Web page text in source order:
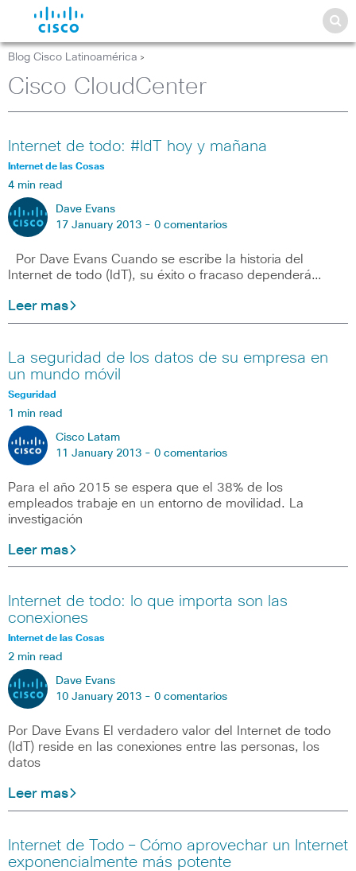
Blog Cisco Latinoamérica >
Cisco CloudCenter
Internet de todo: #IdT hoy y mañana
Internet de las Cosas
4 min read
Dave Evans
17 January 2013 - 0 comentarios
Por Dave Evans Cuando se escribe la historia del
Internet de todo (IdT), su éxito o fracaso dependerá…
Leer mas
La seguridad de los datos de su empresa en
un mundo móvil
Seguridad
1 min read
Cisco Latam
11 January 2013 - 0 comentarios
Para el año 2015 se espera que el 38% de los
empleados trabaje en un entorno de movilidad. La
investigación
Leer mas
Internet de todo: lo que importa son las
conexiones
Internet de las Cosas
2 min read
Dave Evans
10 January 2013 - 0 comentarios
Por Dave Evans El verdadero valor del Internet de todo
(IdT) reside en las conexiones entre las personas, los
datos
Leer mas
Internet de Todo – Cómo aprovechar un Internet
exponencialmente más potente